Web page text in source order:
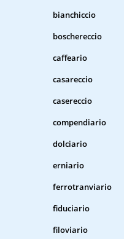
bianchiccio
boschereccio
caffeario
casareccio
casereccio
compendiario
dolciario
erniario
ferrotranviario
fiduciario
filoviario